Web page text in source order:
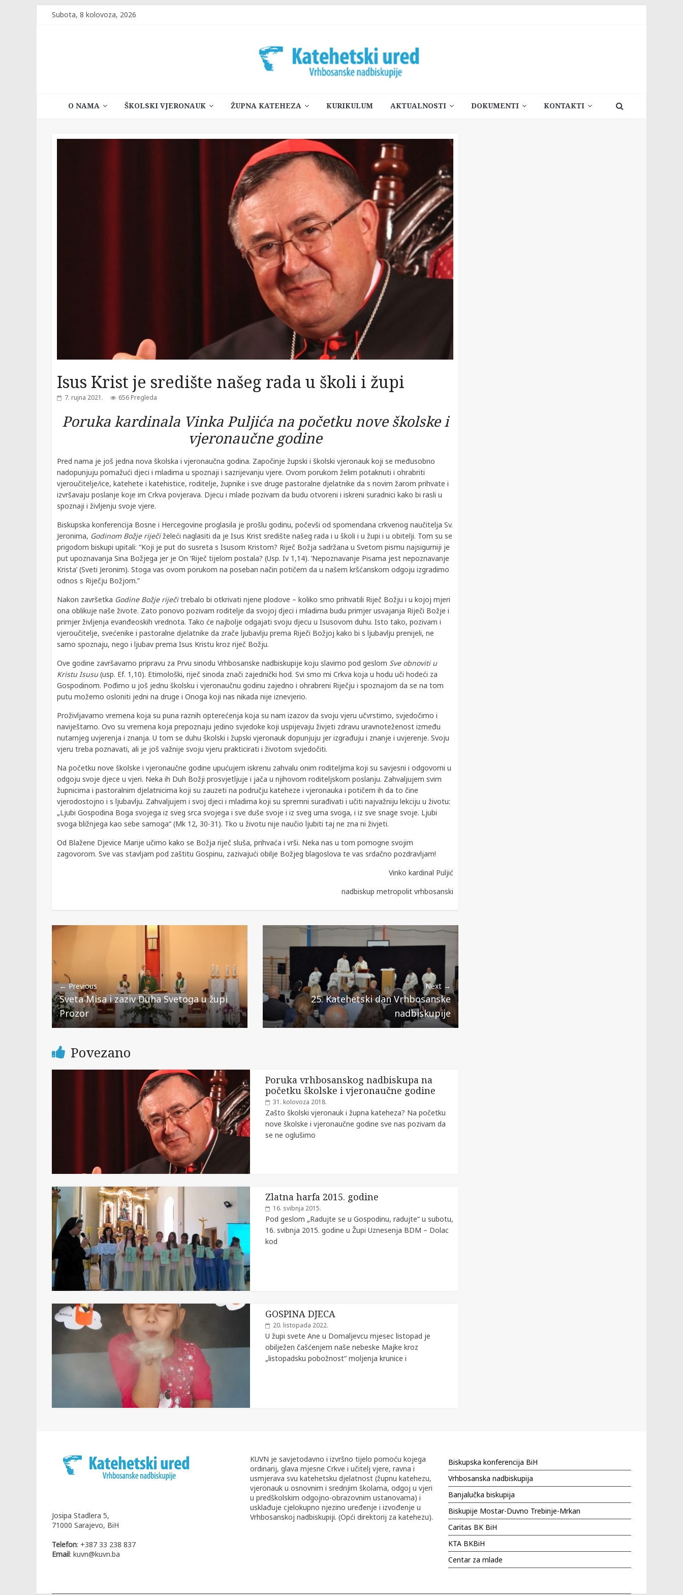
Subota, 8 kolovoza, 2026
Vrhbosanske
O NAMA ŠKOLSKI VJERONAUK ŽUPNA KATEHEZA KURIKULUM AKTUALNOSTI DOKUMENTI KONTAKTI
Isus Krist je središte našeg rada u školi i župi
7. rujna 2021. 656 Pregleda
Poruka kardinala Vinka Puljića na početku nove školske i
vjeronaučne godine
Pred nama je još jedna nova školska i vjeronaučna godina. Započinje župski i školski vjeronauk koji se međusobno
nadopunjuju pomažući djeci i mladima u spoznaji i sazrijevanju vjere. Ovom porukom želim potaknuti i ohrabriti
vjeroučitelje/ice, katehete i katehistice, roditelje, župnike i sve druge pastoralne djelatnike da s novim žarom prihvate i
izvršavaju poslanje koje im Crkva povjerava. Djecu i mlade pozivam da budu otvoreni i iskreni suradnici kako bi rasli u
spoznaji i življenju svoje vjere.
Biskupska konferencija Bosne i Hercegovine proglasila je prošlu godinu, počevši od spomendana crkvenog naučitelja Sv.
Jeronima, Godinom Božje riječiželeći naglasiti da je Isus Krist središte našeg rada i u školi i u župi i u obitelji. Tom su se
prigodom biskupi upitali: “Koji je put do susreta s Isusom Kristom? Riječ Božja sadržana u Svetom pismu najsigurniji je
put upoznavanja Sina Božjega jer je On ‘Riječ tijelom postala? (Usp. Iv 1,14). ‘Nepoznavanje Pisama jest nepoznavanje
Krista’ (Sveti Jeronim). Stoga vas ovom porukom na poseban način potičem da u našem kršćanskom odgoju izgradimo
odnos s Riječju Božjom.”
Nakon završetka Godine Božje riječitrebalo bi otkrivati njene plodove – koliko smo prihvatili Riječ Božju i u kojoj mjeri
ona oblikuje naše živote. Zato ponovo pozivam roditelje da svojoj djeci i mladima budu primjer usvajanja Riječi Božje i
primjer življenja evanđeoskih vrednota. Tako će najbolje odgajati svoju djecu u Isusovom duhu. Isto tako, pozivam i
vjeroučitelje, svećenike i pastoralne djelatnike da zrače ljubavlju prema Riječi Božjoj kako bi s ljubavlju prenijeli, ne
samo spoznaju, nego i ljubav prema Isus Kristu kroz riječ Božju.
Ove godine završavamo pripravu za Prvu sinodu Vrhbosanske nadbiskupije koju slavimo pod geslom Sve obnoviti u
Kristu Isusu(usp. Ef. 1,10). Etimološki, riječ sinoda znači zajednički hod. Svi smo mi Crkva koja u hodu uči hodeći za
Gospodinom. Pođimo u još jednu školsku i vjeronaučnu godinu zajedno i ohrabreni Riječju i spoznajom da se na tom
putu možemo osloniti jedni na druge i Onoga koji nas nikada nije iznevjerio.
Proživljavamo vremena koja su puna raznih opterećenja koja su nam izazov da svoju vjeru učvrstimo, svjedočimo i
naviještamo. Ovo su vremena koja prepoznaju jedino svjedoke koji uspijevaju živjeti zdravu uravnoteženost između
nutarnjeg uvjerenja i znanja. U tom se duhu školski i župski vjeronauk dopunjuju jer izgrađuju i znanje i uvjerenje. Svoju
vjeru treba poznavati, ali je još važnije svoju vjeru prakticirati i životom svjedočiti.
Na početku nove školske i vjeronaučne godine upućujem iskrenu zahvalu onim roditeljima koji su savjesni i odgovorni u
odgoju svoje djece u vjeri. Neka ih Duh Božji prosvjetljuje i jača u njihovom roditeljskom poslanju. Zahvaljujem svim
župnicima i pastoralnim djelatnicima koji su zauzeti na području kateheze i vjeronauka i potičem ih da to čine
vjerodostojno i s ljubavlju. Zahvaljujem i svoj djeci i mladima koji su spremni surađivati i učiti najvažniju lekciju u životu:
„Ljubi Gospodina Boga svojega iz sveg srca svojega i sve duše svoje i iz sveg uma svoga, i iz sve snage svoje. Ljubi
svoga bližnjega kao sebe samoga“ (Mk 12, 30-31). Tko u životu nije naučio ljubiti taj ne zna ni živjeti.
Od Blažene Djevice Marije učimo kako se Božja riječ sluša, prihvaća i vrši. Neka nas u tom pomogne svojim
zagovorom. Sve vas stavljam pod zaštitu Gospinu, zazivajući obilje Božjeg blagoslova te vas srdačno pozdravljam!
Vinko kardinal Puljić
nadbiskup metropolit vrhbosanski
← Previous
Sveta Misa i zaziv Duha Svetoga u župi
Prozor
Next →
25. Katehetski dan Vrhbosanske
nadbiskupije
Povezano
Poruka vrhbosanskog nadbiskupa na
početku školske i vjeronaučne godine
31. kolovoza 2018.
Zašto školski vjeronauk i župna kateheza? Na početku
nove školske i vjeronaučne godine sve nas pozivam da
se ne oglušimo
Zlatna harfa 2015. godine
16. svibnja 2015.
Pod geslom „Radujte se u Gospodinu, radujte“ u subotu,
16. svibnja 2015. godine u Župi Uznesenja BDM – Dolac
kod
GOSPINA DJECA
20. listopada 2022.
U župi svete Ane u Domaljevcu mjesec listopad je
obilježen čašćenjem naše nebeske Majke kroz
„listopadsku pobožnost“ moljenja krunice i
Josipa Stadlera 5,
71000 Sarajevo, BiH
Telefon: +387 33 238 837
Email: kuvn@kuvn.ba
KUVN je savjetodavno i izvršno tijelo pomoću kojega
ordinarij, glava mjesne Crkve i učitelj vjere, ravna i
usmjerava svu katehetsku djelatnost (župnu katehezu,
vjeronauk u osnovnim i srednjim školama, odgoj u vjeri
u predškolskim odgojno-obrazovnim ustanovama) i
usklađuje cjelokupno njezino uređenje i izvođenje u
Vrhbosanskoj nadbiskupiji. (Opći direktorij za katehezu).
Biskupska konferencija BiH
Vrhbosanska nadbiskupija
Banjalučka biskupija
Biskupije Mostar-Duvno Trebinje-Mrkan
Caritas BK BiH
KTA BKBiH
Centar za mlade